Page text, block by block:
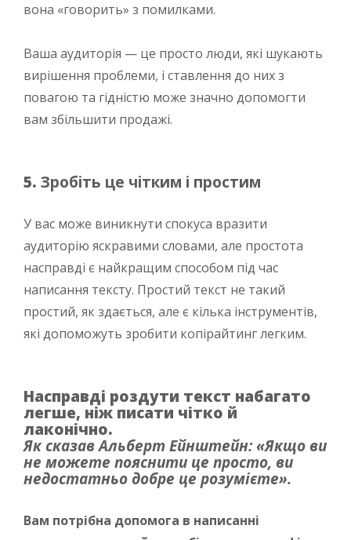
вона «говорить» з помилками.
Ваша аудиторія — це просто люди, які шукають
вирішення проблеми, і ставлення до них з
повагою та гідністю може значно допомогти
вам збільшити продажі.
5. Зробіть це чітким і простим
У вас може виникнути спокуса вразити
аудиторію яскравими словами, але простота
насправді є найкращим способом під час
написання тексту. Простий текст не такий
простий, як здається, але є кілька інструментів,
які допоможуть зробити копірайтинг легким.
Насправді роздути текст набагато
легше, ніж писати чітко й
лаконічно.
Як сказав Альберт Ейнштейн: «Якщо ви
не можете пояснити це просто, ви
недостатньо добре це розумієте».
Вам потрібна допомога в написанні